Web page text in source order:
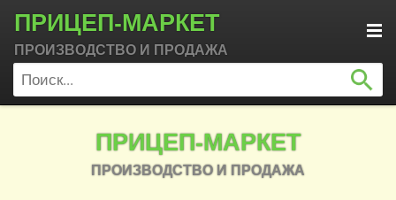
ПРИЦЕП-МАРКЕТ
ПРОИЗВОДСТВО И ПРОДАЖА
ПРИЦЕП-МАРКЕТ
ПРОИЗВОДСТВО И ПРОДАЖА